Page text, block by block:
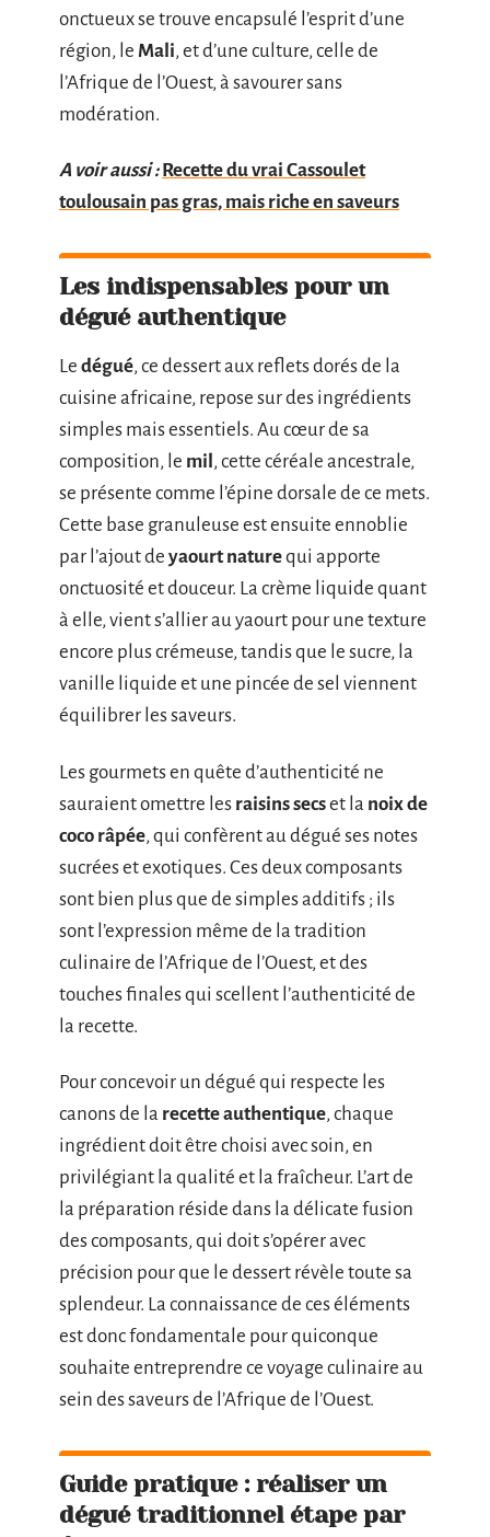
onctueux se trouve encapsulé l’esprit d’une
région, le Mali, et d’une culture, celle de
l’Afrique de l’Ouest, à savourer sans
modération.
A voir aussi : Recette du vrai Cassoulet
toulousain pas gras, mais riche en saveurs
Les indispensables pour un
dégué authentique
Le dégué, ce dessert aux reflets dorés de la
cuisine africaine, repose sur des ingrédients
simples mais essentiels. Au cœur de sa
composition, le mil, cette céréale ancestrale,
se présente comme l’épine dorsale de ce mets.
Cette base granuleuse est ensuite ennoblie
par l’ajout de yaourt naturequi apporte
onctuosité et douceur. La crème liquide quant
à elle, vient s’allier au yaourt pour une texture
encore plus crémeuse, tandis que le sucre, la
vanille liquide et une pincée de sel viennent
équilibrer les saveurs.
Les gourmets en quête d’authenticité ne
sauraient omettre les raisins secset la noix de
coco râpée, qui confèrent au dégué ses notes
sucrées et exotiques. Ces deux composants
sont bien plus que de simples additifs ; ils
sont l’expression même de la tradition
culinaire de l’Afrique de l’Ouest, et des
touches finales qui scellent l’authenticité de
la recette.
Pour concevoir un dégué qui respecte les
canons de la recette authentique, chaque
ingrédient doit être choisi avec soin, en
privilégiant la qualité et la fraîcheur. L’art de
la préparation réside dans la délicate fusion
des composants, qui doit s’opérer avec
précision pour que le dessert révèle toute sa
splendeur. La connaissance de ces éléments
est donc fondamentale pour quiconque
souhaite entreprendre ce voyage culinaire au
sein des saveurs de l’Afrique de l’Ouest.
Guide pratique : réaliser un
dégué traditionnel étape par